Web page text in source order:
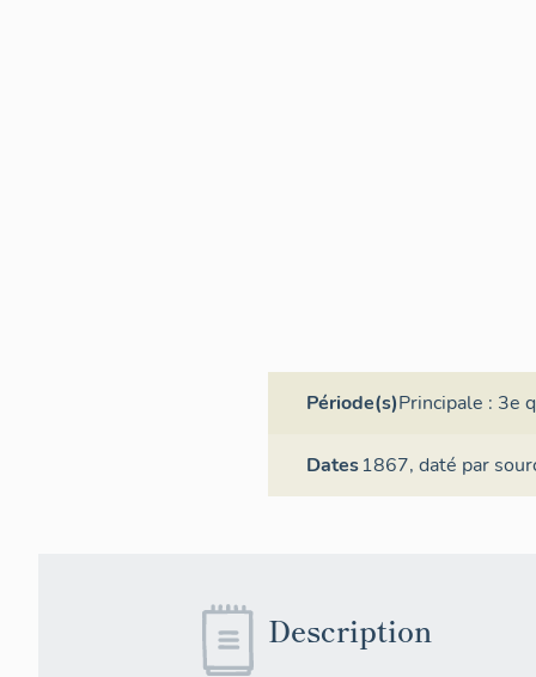
Période(s)Principale : 3e
Dates1867,daté par
Description